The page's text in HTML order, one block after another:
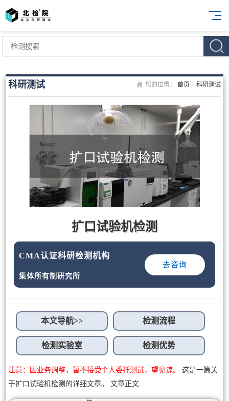
您的位置： 首页 > 科研测试
科研测试
扩口试验机检测
CMA认证科研检测机构
集体所有制研究所
去咨询
本文导航>> 检测流程
检测实验室 检测优势
注意：因业务调整，暂不接受个人委托测试，望见谅。
这是一篇关
于扩口试验机检测的详细文章。 文章正文...